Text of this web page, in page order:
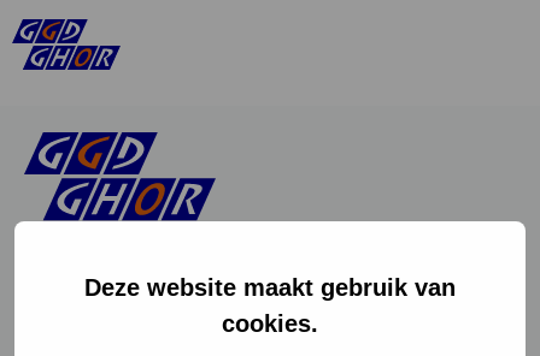
Deze website maakt gebruik van
cookies.
Instagram